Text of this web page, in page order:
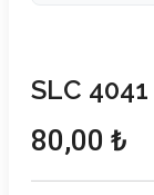
SLC
80,00 ₺